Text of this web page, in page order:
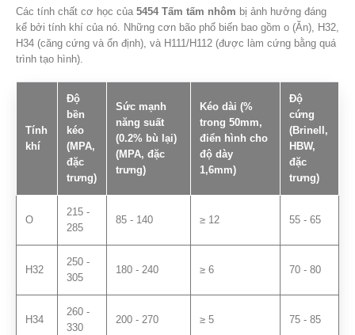
Các tính chất cơ học của 5454 Tấm tấm nhôm bị ảnh hưởng đáng
kể bởi tính khí của nó. Những cơn bão phổ biến bao gồm o (Ăn), H32,
H34 (căng cứng và ổn định), và H111/H112 (được làm cứng bằng quá
trình tạo hình).
Tính
khí
Độ
bền
kéo
(MPA,
đặc
trưng)
Sức mạnh
năng suất
(0.2% bù lại)
(MPA, đặc
trưng)
Kéo dài (%
trong 50mm,
điển hình cho
độ dày
1,6mm)
Độ
cứng
(Brinell,
HBW,
đặc
trưng)
O
215 -
285
85 - 140 ≥ 12 55 - 65
H32
250 -
305
180 - 240 ≥ 6 70 - 80
H34
260 -
330
200 - 270 ≥ 5 75 - 85